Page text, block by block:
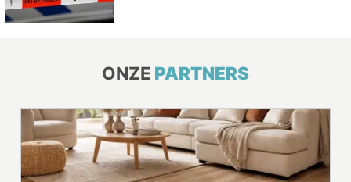
ONZE PARTNERS